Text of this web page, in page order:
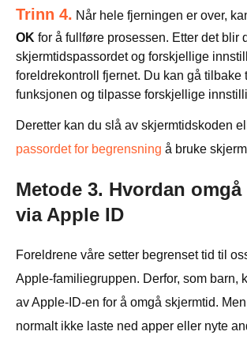
Trinn 4. Når hele fjerningen er over,
OK for å fullføre prosessen. Etter det blir
skjermtidspassordet og forskjellige
foreldrekontroll fjernet. Du kan gå tilbake
funksjonen og tilpasse forskjellige
Deretter kan du slå av skjermtidskoden
passordet for begrensning å bruke
Metode 3. Hvordan
via Apple ID
Foreldrene våre setter begrenset tid til
Apple-familiegruppen. Derfor, som barn,
av Apple-ID-en for å omgå skjermtid.
normalt ikke laste ned apper eller nyte